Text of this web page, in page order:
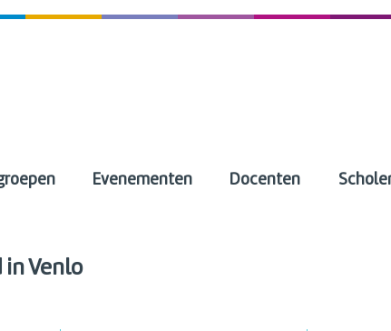
Evenementen Docenten
in Venlo